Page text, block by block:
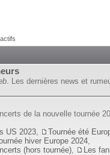
. Les dernières news et
de la nouvelle tournée
US 2023
Tournée été
hiver Europe 2024
(hors tournée)
Les